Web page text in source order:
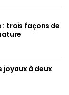
trois façons de
à deux